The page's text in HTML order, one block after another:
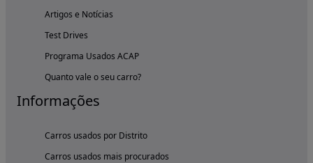
Artigos e Notícias
Test Drives
Programa Usados ACAP
Quanto vale o seu carro?
Informações
Carros usados por Distrito
Carros usados mais procurados